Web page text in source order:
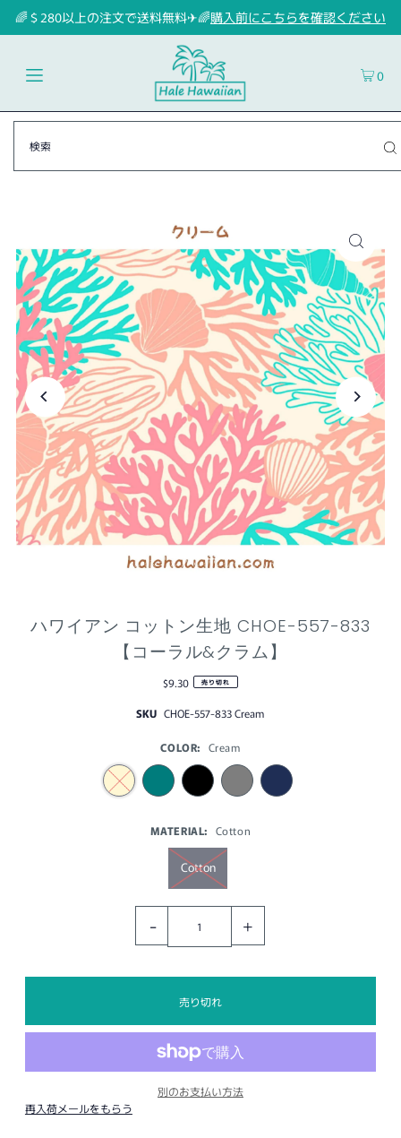
🌈＄280以上の注文で送料無料✈🌈購入前にこちらを確認ください
0
ハワイアン コットン生地 CHOE-557-833
【コーラル&クラム】
$9.30 売り切れ
SKU CHOE-557-833 Cream
COLOR: Cream
MATERIAL: Cotton
Cotton
- +
別のお支払い方法
再入荷メールをもらう